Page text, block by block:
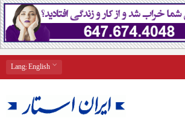
Lang: English